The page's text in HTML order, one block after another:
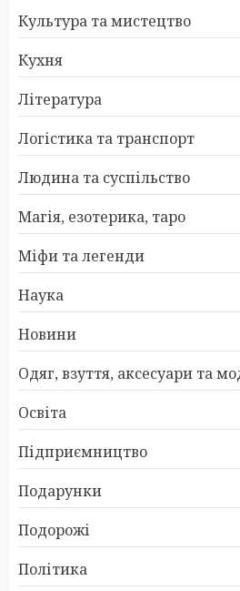
Культура та мистецтво
Кухня
Література
Логістика та транспорт
Людина та суспільство
Магія, езотерика, таро
Міфи та легенди
Наука
Новини
Одяг, взуття, аксесуари та
Освіта
Підприємництво
Подарунки
Подорожі
Політика